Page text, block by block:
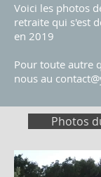
Voici les photos
retraite qui s'est
en 2019
Pour toute autre
nous au
Photos